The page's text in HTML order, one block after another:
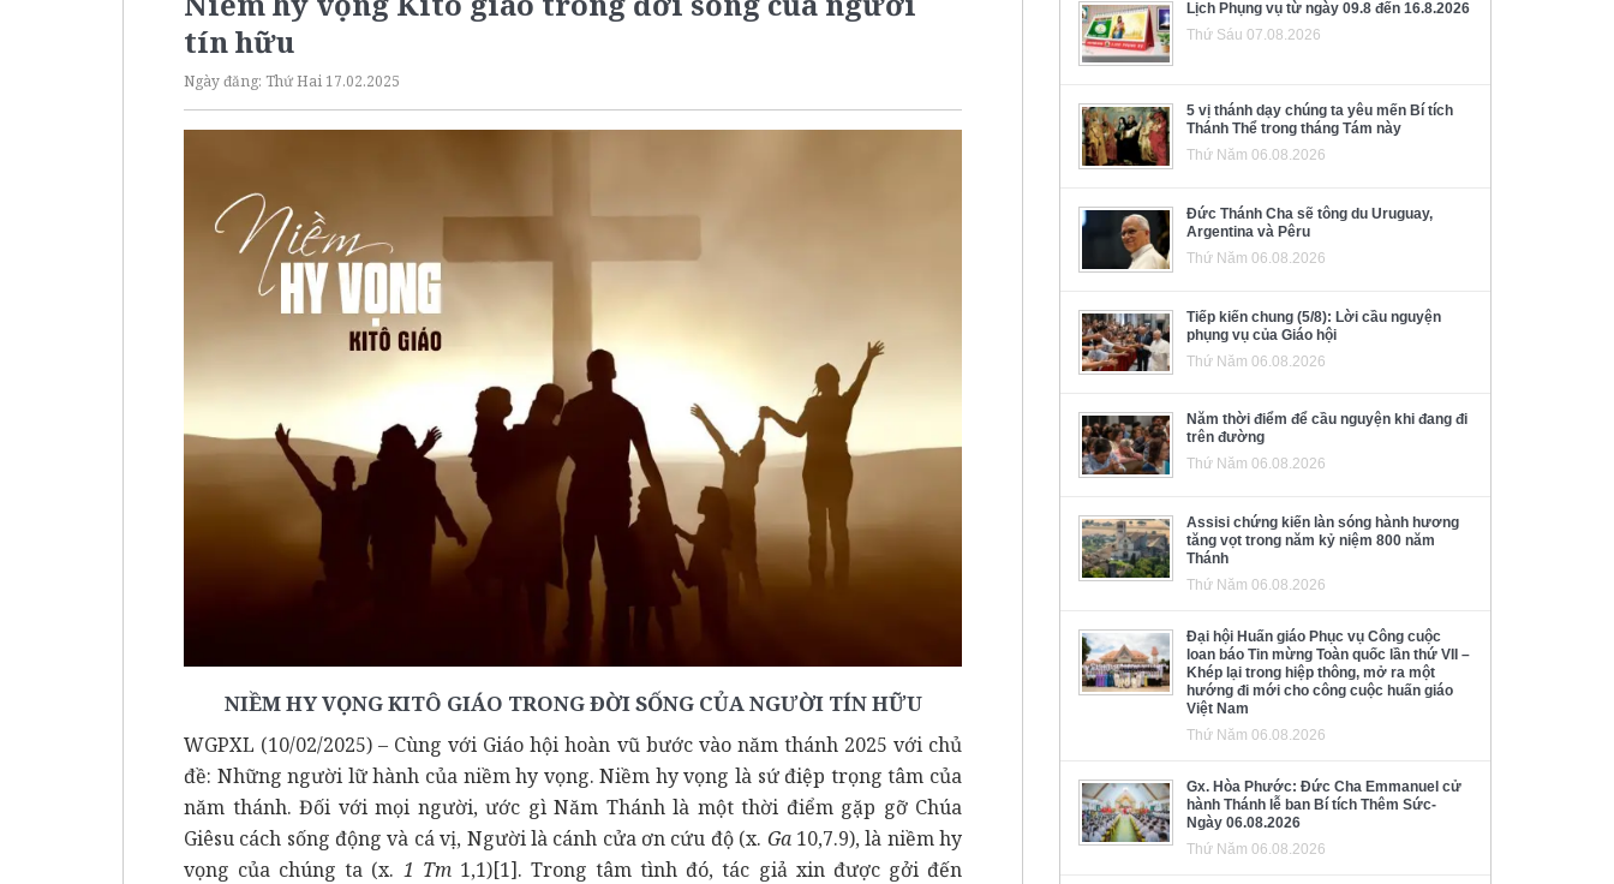
tín hữu
Ngày đăng: Thứ Hai 17.02.2025
NIỀM HY VỌNG KITÔ GIÁO TRONG ĐỜI SỐNG CỦA NGƯỜI TÍN HỮU
WGPXL (10/02/2025) – Cùng với Giáo hội hoàn vũ bước vào năm thánh 2025 với chủ
đề: Những người lữ hành của niềm hy vọng. Niềm hy vọng là sứ điệp trọng tâm của
năm thánh. Đối với mọi người, ước gì Năm Thánh là một thời điểm gặp gỡ Chúa
Giêsu cách sống động và cá vị, Người là cánh cửa ơn cứu độ (x. Ga10,7.9), là niềm hy
vọng của chúng ta (x. 1 Tm1,1)[1]. Trong tâm tình đó, tác giả xin được gởi đến
Lịch Phụng vụ từ ngày 09.8 đến 16.8.2026
Thứ Sáu 07.08.2026
5 vị thánh dạy chúng ta yêu mến Bí tích
Thánh Thể trong tháng Tám này
Thứ Năm 06.08.2026
Đức Thánh Cha sẽ tông du Uruguay,
Argentina và Pêru
Thứ Năm 06.08.2026
Tiếp kiến chung (5/8): Lời cầu nguyện
phụng vụ của Giáo hội
Thứ Năm 06.08.2026
Năm thời điểm để cầu nguyện khi đang đi
trên đường
Thứ Năm 06.08.2026
Assisi chứng kiến làn sóng hành hương
tăng vọt trong năm kỷ niệm 800 năm
Thánh
Thứ Năm 06.08.2026
Đại hội Huấn giáo Phục vụ Công cuộc
loan báo Tin mừng Toàn quốc lần thứ VII –
Khép lại trong hiệp thông, mở ra một
hướng đi mới cho công cuộc huấn giáo
Việt Nam
Thứ Năm 06.08.2026
Gx. Hòa Phước: Đức Cha Emmanuel cử
hành Thánh lễ ban Bí tích Thêm Sức-
Ngày 06.08.2026
Thứ Năm 06.08.2026